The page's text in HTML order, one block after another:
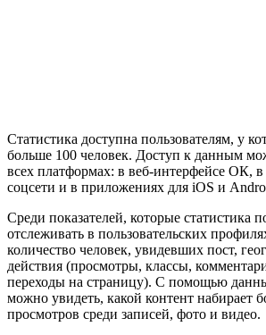
Статистика доступна пользователям, у
больше 100 человек. Доступ к данным
всех платформах: в веб-интерфейсе ОК,
соцсети и в приложениях для iOS и
Среди показателей, которые статистика
отслеживать в пользовательских
количество человек, увидевших пост,
действия (просмотры, классы,
переходы на страницу). С помощью
можно увидеть, какой контент набирает
просмотров среди записей, фото и видео.